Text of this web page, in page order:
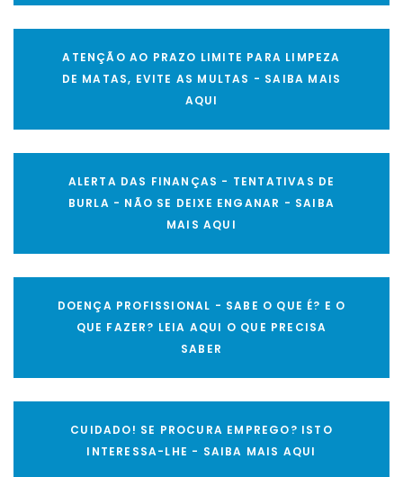
ATENÇÃO AO PRAZO LIMITE PARA LIMPEZA
DE MATAS, EVITE AS MULTAS - SAIBA MAIS
AQUI
ALERTA DAS FINANÇAS - TENTATIVAS DE
BURLA - NÃO SE DEIXE ENGANAR - SAIBA
MAIS AQUI
DOENÇA PROFISSIONAL - SABE O QUE É? E O
QUE FAZER? LEIA AQUI O QUE PRECISA
SABER
CUIDADO! SE PROCURA EMPREGO? ISTO
INTERESSA-LHE - SAIBA MAIS AQUI